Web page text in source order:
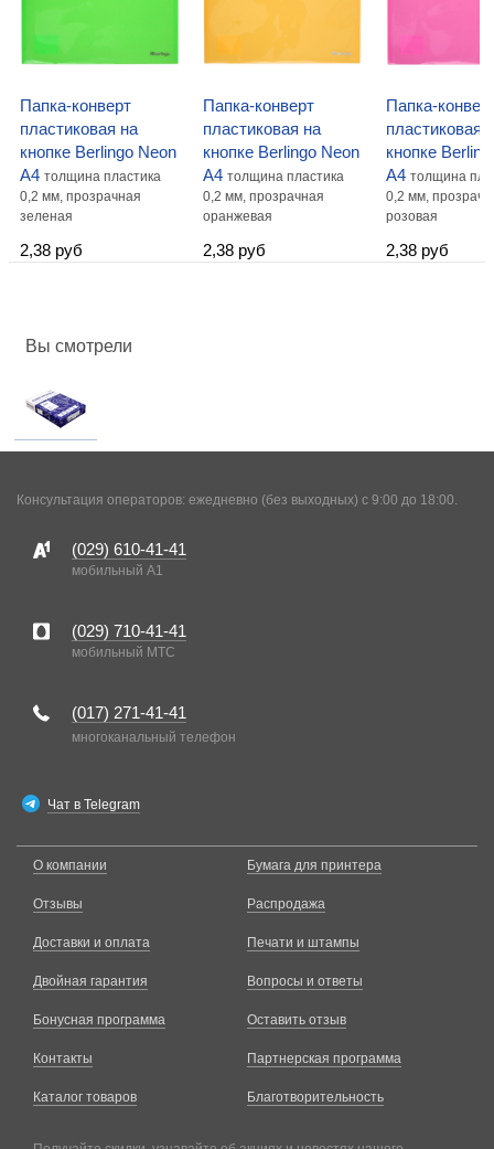
Папка-конверт
пластиковая на
кнопке Berlingo Neon
А4 толщина пластика
0,2 мм, прозрачная
зеленая
2,38 руб
Папка-конверт
пластиковая на
кнопке Berlingo Neon
А4 толщина пластика
0,2 мм, прозрачная
оранжевая
2,38 руб
Папка-
пластиковая
кнопке
А4 толщина
0,2 мм,
розовая
2,38 руб
Вы смотрели
Консультация операторов: ежедневно (без выходных) с 9:00 до 18:00.
(029) 610-41-41
мобильный A1
(029) 710-41-41
мобильный MTC
(017) 271-41-41
многоканальный телефон
Чат в Telegram
О компании
Отзывы
Доставки и оплата
Двойная гарантия
Бонусная программа
Контакты
Каталог товаров
Бумага для принтера
Распродажа
Печати и штампы
Вопросы и ответы
Оставить отзыв
Партнерская программа
Благотворительность